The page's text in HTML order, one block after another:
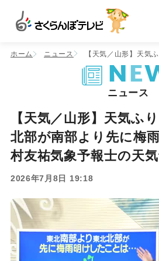
ホーム ニュース
【天気／山形】天気
より先に梅雨明けは？
予報(1)
NE
ニュース
【天気／山形】天気ふ
北部が南部より先に梅
村友祐気象予報士の天
2026年7月8日 19:18